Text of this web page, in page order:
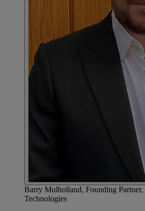
Barry Mulholland, Founding
Technologies